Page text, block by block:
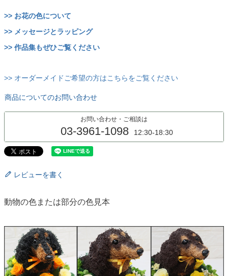
>> お花の色について
>> メッセージとラッピング
>> 作品集もぜひご覧ください
>> オーダーメイドご希望の方はこちらをご覧ください
商品についてのお問い合わせ
お問い合わせ・ご相談は
03-3961-1098 12:30-18:30
レビューを書く
動物の色または部分の色見本